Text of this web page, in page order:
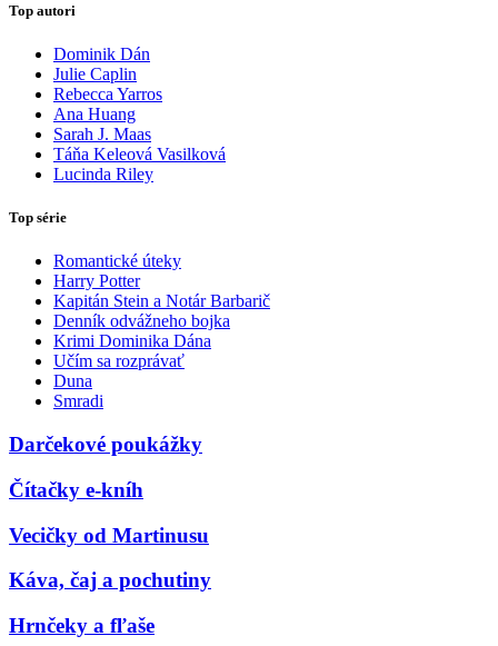
Top autori
Dominik Dán
Julie Caplin
Rebecca Yarros
Ana Huang
Sarah J. Maas
Táňa Keleová Vasilková
Lucinda Riley
Top série
Romantické úteky
Harry Potter
Kapitán Stein a Notár Barbarič
Denník odvážneho bojka
Krimi Dominika Dána
Učím sa rozprávať
Duna
Smradi
Darčekové poukážky
Čítačky e-kníh
Vecičky od Martinusu
Káva, čaj a pochutiny
Hrnčeky a fľaše